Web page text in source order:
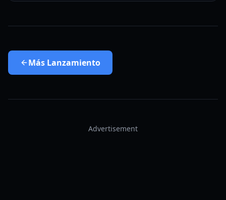
Más Lanzamiento
Advertisement